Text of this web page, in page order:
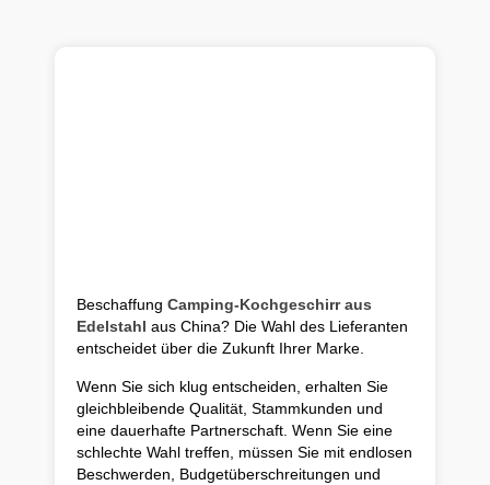
Beschaffung Camping-Kochgeschirr aus
Edelstahl aus China? Die Wahl des Lieferanten
entscheidet über die Zukunft Ihrer Marke.
Wenn Sie sich klug entscheiden, erhalten Sie
gleichbleibende Qualität, Stammkunden und
eine dauerhafte Partnerschaft. Wenn Sie eine
schlechte Wahl treffen, müssen Sie mit endlosen
Beschwerden, Budgetüberschreitungen und